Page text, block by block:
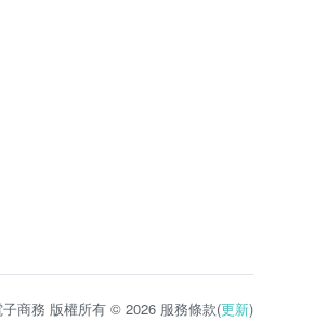
子商務 版權所有 © 2026 服務條款(更新)